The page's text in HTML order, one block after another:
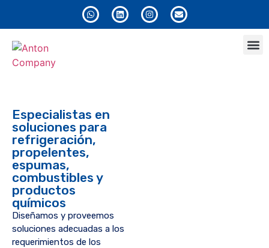
Especialistas en
soluciones para
refrigeración,
propelentes,
espumas,
combustibles y
productos
químicos
Diseñamos y proveemos
soluciones adecuadas a los
requerimientos de los